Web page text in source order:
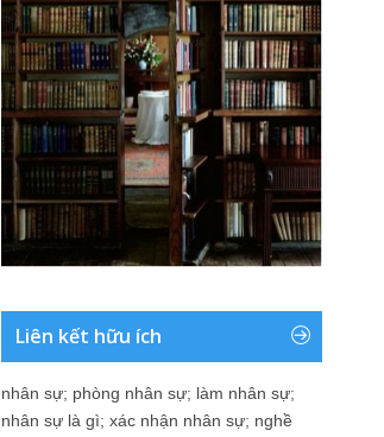
Liên kết hữu ích
nhân sự; phòng nhân sự; làm nhân sự;
nhân sự là gì; xác nhận nhân sự; nghề